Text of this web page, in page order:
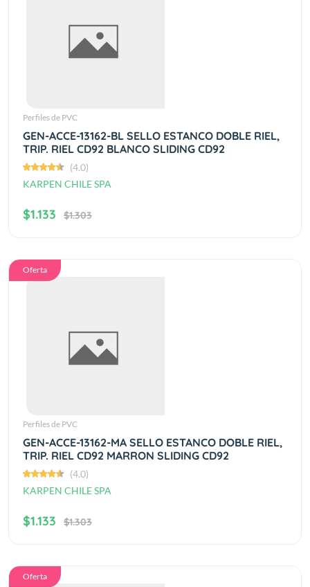
Perfiles de PVC
GEN-ACCE-13162-BL SELLO ESTANCO DOBLE RIEL,
TRIP. RIEL CD92 BLANCO SLIDING CD92
(4.0)
KARPEN CHILE SPA
$1.133 $1.303
Oferta
Perfiles de PVC
GEN-ACCE-13162-MA SELLO ESTANCO DOBLE RIEL,
TRIP. RIEL CD92 MARRON SLIDING CD92
(4.0)
KARPEN CHILE SPA
$1.133 $1.303
Oferta